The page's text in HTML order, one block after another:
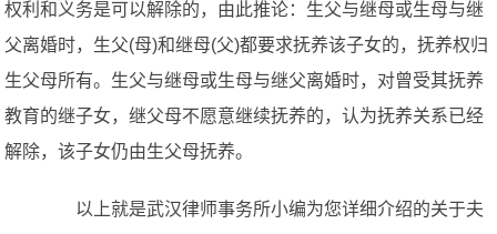
权利和义务是可以解除的，由此推论：生父与继母或生母与继
父离婚时，生父(母)和继母(父)都要求抚养该子女的，抚养权归
生父母所有。生父与继母或生母与继父离婚时，对曾受其抚养
教育的继子女，继父母不愿意继续抚养的，认为抚养关系已经
解除，该子女仍由生父母抚养。
以上就是武汉律师事务所小编为您详细介绍的关于夫